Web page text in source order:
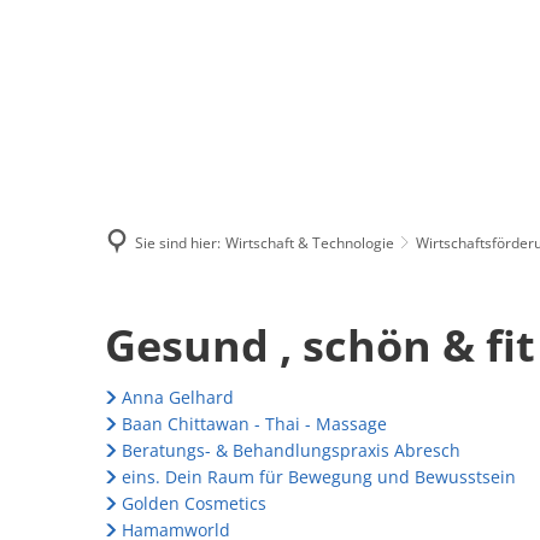
Sie sind hier: Wirtschaft & Technologie
Gesund
schön
Gesund , schön & fit
Anna Gelhard
Baan Chittawan - Thai - Massage
Beratungs- & Behandlungspraxis Abresch
eins. Dein Raum für Bewegung und Bewusstsein
Golden Cosmetics
Hamamworld